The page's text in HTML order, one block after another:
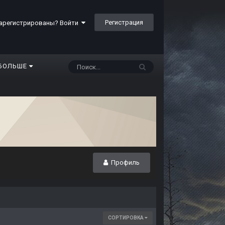
Войти Регистрация
Профиль
СОРТИРОВКА